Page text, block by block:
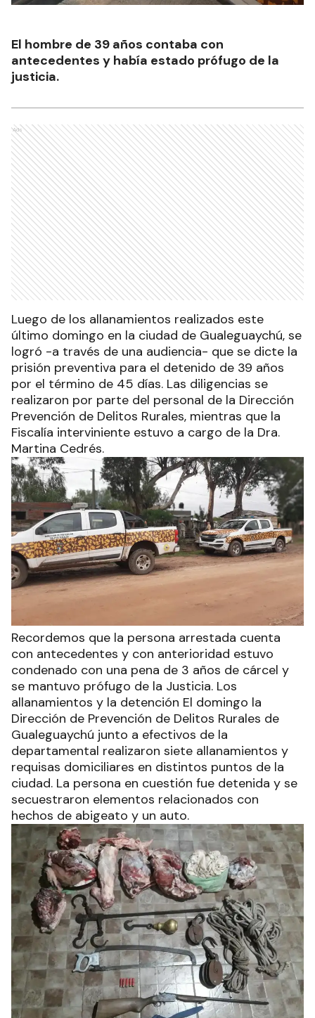
El hombre de 39 años contaba con
antecedentes y había estado prófugo de la
justicia.
Ads
Luego de los allanamientos realizados este
último domingo en la ciudad de Gualeguaychú, se
logró -a través de una audiencia- que se dicte la
prisión preventiva para el detenido de 39 años
por el término de 45 días. Las diligencias se
realizaron por parte del personal de la Dirección
Prevención de Delitos Rurales, mientras que la
Fiscalía interviniente estuvo a cargo de la Dra.
Martina Cedrés.
Recordemos que la persona arrestada cuenta
con antecedentes y con anterioridad estuvo
condenado con una pena de 3 años de cárcel y
se mantuvo prófugo de la Justicia. Los
allanamientos y la detención El domingo la
Dirección de Prevención de Delitos Rurales de
Gualeguaychú junto a efectivos de la
departamental realizaron siete allanamientos y
requisas domiciliares en distintos puntos de la
ciudad. La persona en cuestión fue detenida y se
secuestraron elementos relacionados con
hechos de abigeato y un auto.